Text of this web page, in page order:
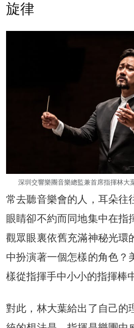
旋律
深圳交響樂團音樂總監兼首席指揮林大
常去聽音樂會的人，耳朵往
眼睛卻不約而同地集中在指
觀眾眼裏依舊充滿神秘光環
中扮演著一個怎樣的角色？
樣從指揮手中小小的指揮棒
對此，林大葉給出了自己的